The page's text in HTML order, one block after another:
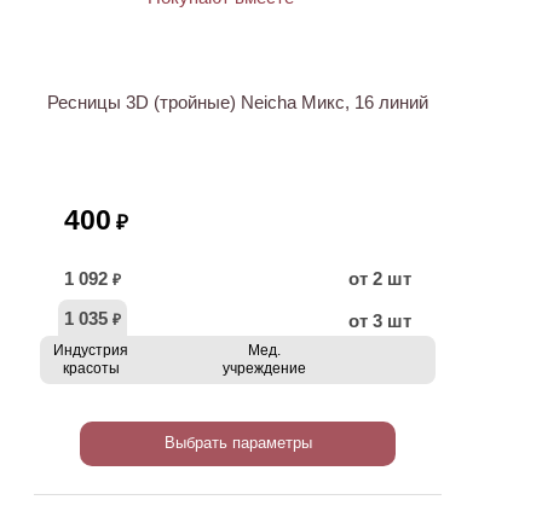
Ресницы 3D (тройные) Neicha Микс, 16 линий
400 ₽
1 092 ₽
от 2 шт
1 035 ₽ от 3 шт
Индустрия
красоты
Мед.
учреждение
Выбрать параметры